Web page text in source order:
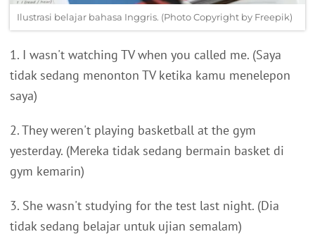
Ilustrasi belajar bahasa Inggris. (Photo Copyright by Freepik)
1. I wasn't watching TV when you called me. (Saya
tidak sedang menonton TV ketika kamu menelepon
saya)
2. They weren't playing basketball at the gym
yesterday. (Mereka tidak sedang bermain basket di
gym kemarin)
3. She wasn't studying for the test last night. (Dia
tidak sedang belajar untuk ujian semalam)